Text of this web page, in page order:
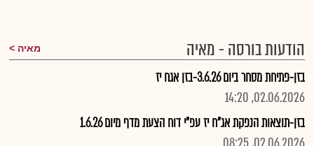
הודעות בורסה - מאיה מאיה
בזן-פתיחת מסחר ביום 3.6.26-בזן אגח יז
02.06.2026, 14:20
בזן-תוצאות הנפקת אג"ח יז עפ"י דוח הצעת מדף מיום 1.6.26